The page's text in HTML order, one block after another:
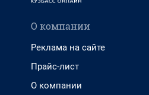
О компании
Реклама на сайте
Прайс-лист
О компании